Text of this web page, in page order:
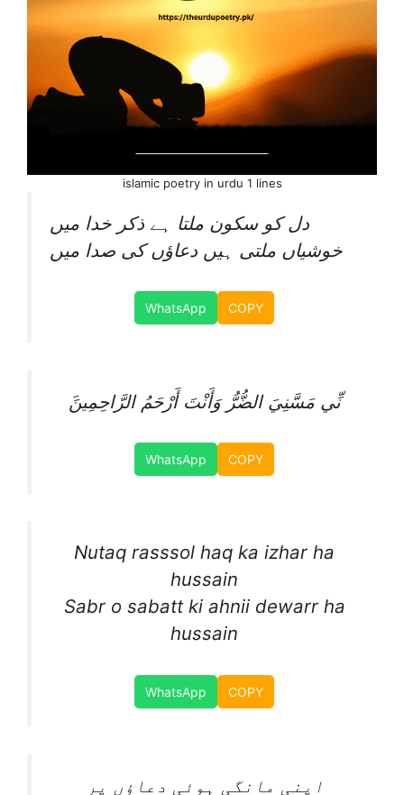
islamic poetry in urdu 1 lines
دل کو سکون ملتا ہے ذکر خدا میں
خوشیاں ملتی ہیں دعاؤں کی صدا میں
WhatsApp COPY
َنِّي مَسَّنِيَ الضُّرُّ وَأَنْتَ أَرْحَمُ الرَّاحِمِينَ
WhatsApp COPY
Nutaq rasssol haq ka izhar ha
hussain
Sabr o sabatt ki ahnii dewarr ha
hussain
WhatsApp COPY
اپنی مانگی ہوئی دعاؤں پر